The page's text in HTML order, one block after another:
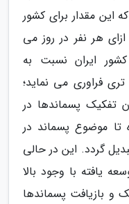
که این مقدار برای کشور
حدود 806 گرم به ازای هر نفر در روز می
ایران نسبت به
فراوری می نماید؛
تفکیک پسماندها در
تا موضوع پسماند در
گردد. این در حالی
یافته با وجود بالا
و بازیافت پسماندها